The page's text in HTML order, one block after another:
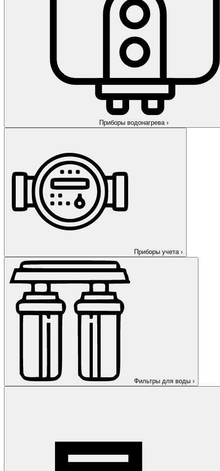
Приборы водонагрева ›
Приборы учета ›
Фильтры для воды ›